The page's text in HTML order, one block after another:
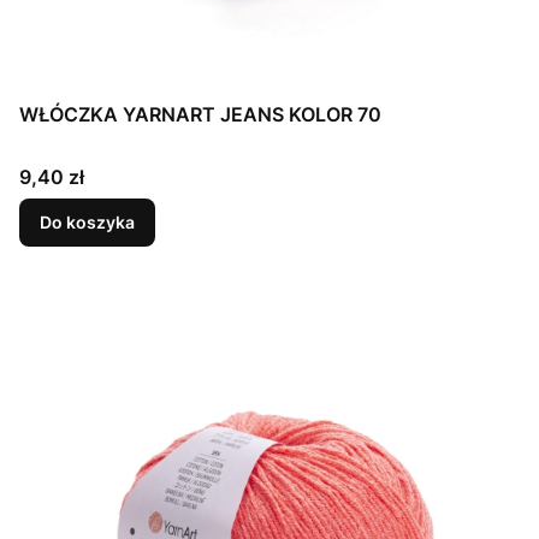
WŁÓCZKA YARNART JEANS KOLOR 70
Cena
9,40 zł
Do koszyka